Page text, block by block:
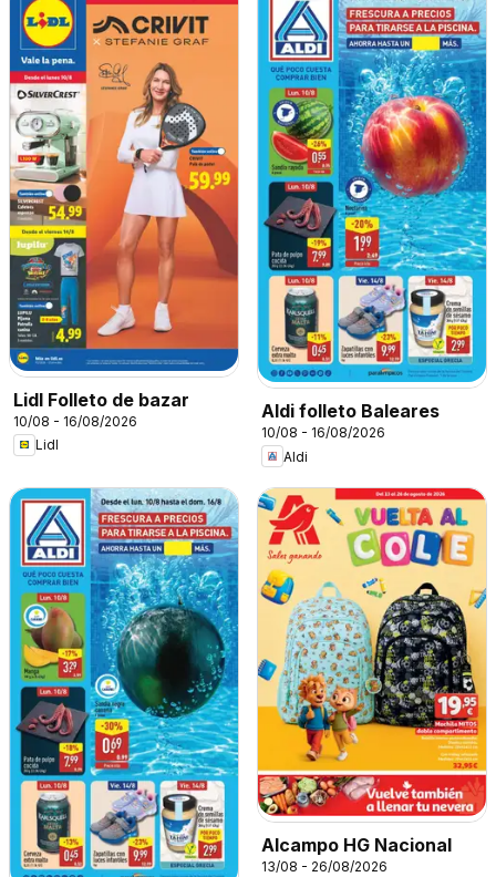
Lidl Folleto de bazar
10/08 - 16/08/2026
Lidl
Aldi folleto Baleares
10/08 - 16/08/2026
Aldi
Alcampo HG Nacional
13/08 - 26/08/2026